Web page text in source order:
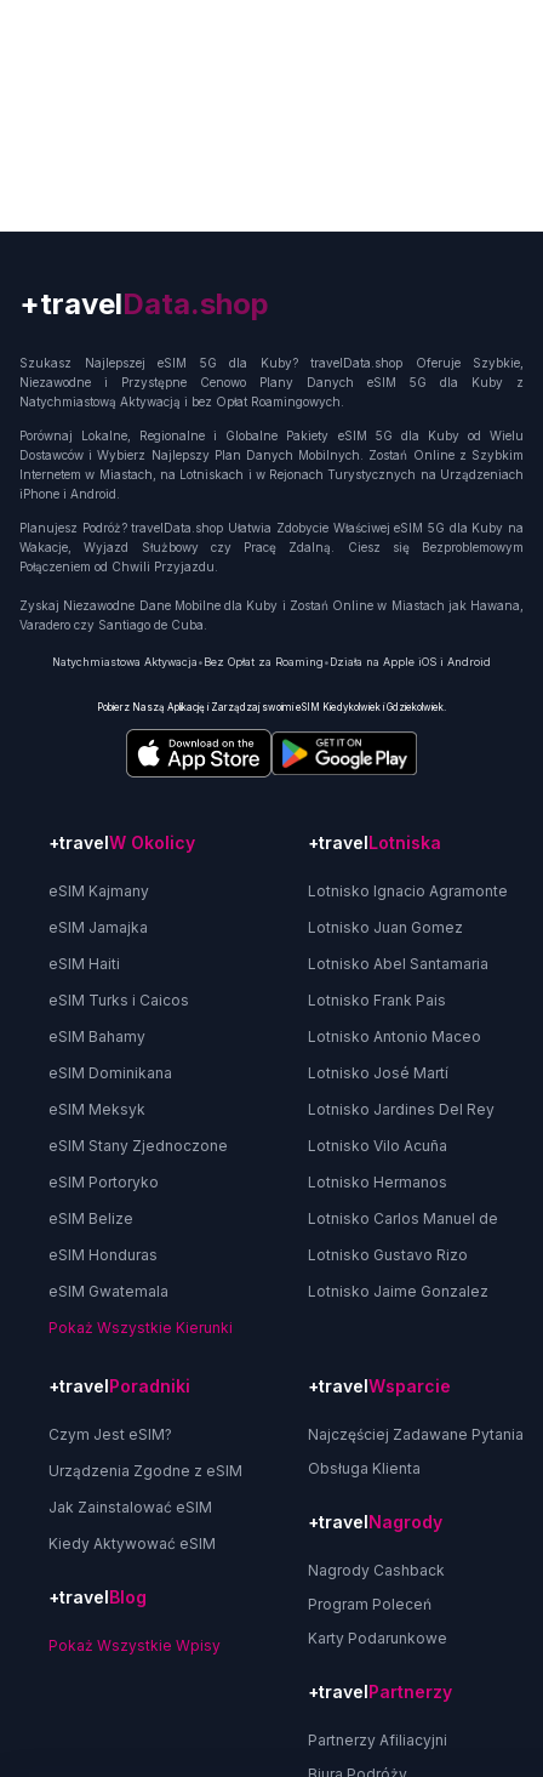
+travelConnection
Szukasz Najlepszej eSIM 5G dla Kuby? travelData.shop Oferuje Szybkie,
Niezawodne i Przystępne Cenowo Plany Danych eSIM 5G dla Kuby z
Natychmiastową Aktywacją i bez Opłat Roamingowych.
Porównaj Lokalne, Regionalne i Globalne Pakiety eSIM 5G dla Kuby od Wielu
Dostawców i Wybierz Najlepszy Plan Danych Mobilnych. Zostań Online z Szybkim
Internetem w Miastach, na Lotniskach i w Rejonach Turystycznych na Urządzeniach
iPhone i Android.
Planujesz Podróż? travelData.shop Ułatwia Zdobycie Właściwej eSIM 5G dla Kuby na
Wakacje, Wyjazd Służbowy czy Pracę Zdalną. Ciesz się Bezproblemowym
Połączeniem od Chwili Przyjazdu.
Zyskaj Niezawodne Dane Mobilne dla Kuby i Zostań Online w Miastach jak Hawana,
Varadero czy Santiago de Cuba.
Natychmiastowa Aktywacja•Bez Opłat za Roaming•Działa na Apple iOS i Android
Pobierz Naszą Aplikację i Zarządzaj swoimi eSIM Kiedykolwiek i Gdziekolwiek.
+travelW Okolicy
eSIM Kajmany
eSIM Jamajka
eSIM Haiti
eSIM Turks i Caicos
eSIM Bahamy
eSIM Dominikana
eSIM Meksyk
eSIM Stany Zjednoczone
eSIM Portoryko
eSIM Belize
eSIM Honduras
eSIM Gwatemala
Pokaż Wszystkie Kierunki
+travelLotniska
Lotnisko Ignacio Agramonte
Lotnisko Juan Gomez
Lotnisko Abel Santamaria
Lotnisko Frank Pais
Lotnisko Antonio Maceo
Lotnisko José Martí
Lotnisko Jardines Del Rey
Lotnisko Vilo Acuña
Lotnisko Hermanos
Lotnisko Carlos Manuel de
Lotnisko Gustavo Rizo
Lotnisko Jaime Gonzalez
+travelPoradniki
Czym Jest eSIM?
Urządzenia Zgodne z eSIM
Jak Zainstalować eSIM
Kiedy Aktywować eSIM
+travelBlog
Pokaż Wszystkie Wpisy
+travelWsparcie
Najczęściej Zadawane Pytania
Obsługa Klienta
+travelNagrody
Nagrody Cashback
Program Poleceń
Karty Podarunkowe
+travelPartnerzy
Partnerzy Afiliacyjni